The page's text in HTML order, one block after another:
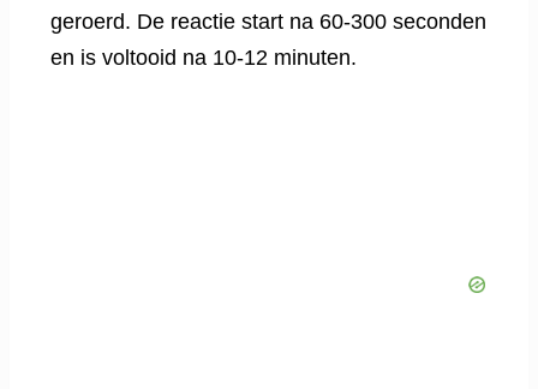
geroerd. De reactie start na 60-300 seconden
en is voltooid na 10-12 minuten.